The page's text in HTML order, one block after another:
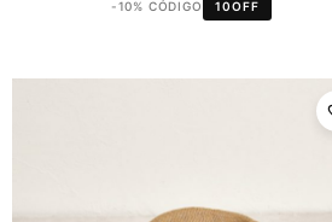
-10% CÓDIGO 10OFF